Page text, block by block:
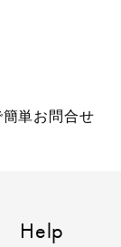
単お問合せ
Help